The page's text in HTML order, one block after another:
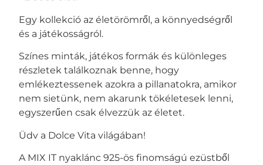
Egy kollekció az életörömről, a könnyedségről
és a játékosságról.
Színes minták, játékos formák és különleges
részletek találkoznak benne, hogy
emlékeztessenek azokra a pillanatokra, amikor
nem sietünk, nem akarunk tökéletesek lenni,
egyszerűen csak élvezzük az életet.
Üdv a Dolce Vita világában!
A MIX IT nyaklánc 925-ös finomságú ezüstből